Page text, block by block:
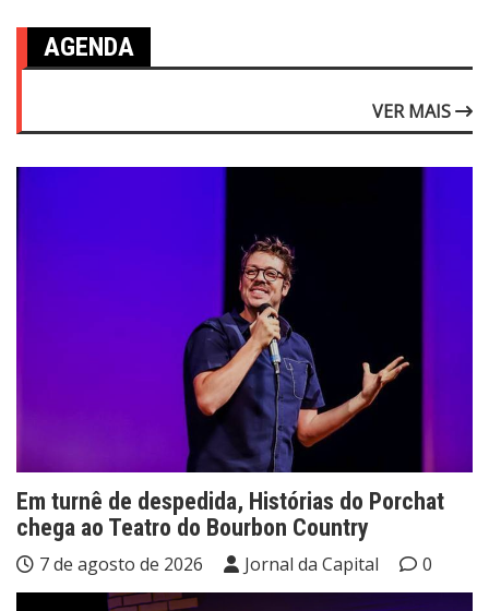
AGENDA
VER MAIS
Em turnê de despedida, Histórias do Porchat
chega ao Teatro do Bourbon Country
7 de agosto de 2026 Jornal da Capital 0